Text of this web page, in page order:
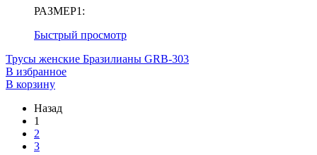
РАЗМЕР1:
Быстрый просмотр
Трусы женские Бразилианы GRB-303
В избранное
В корзину
Назад
1
2
3